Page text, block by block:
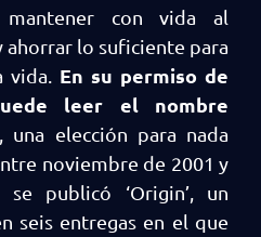
mantener con vida al
ahorrar lo suficiente para
vida. En su permiso de
leer el nombre
, una elección para nada
noviembre de 2001 y
publicó ‘Origin’, un
seis entregas en el que